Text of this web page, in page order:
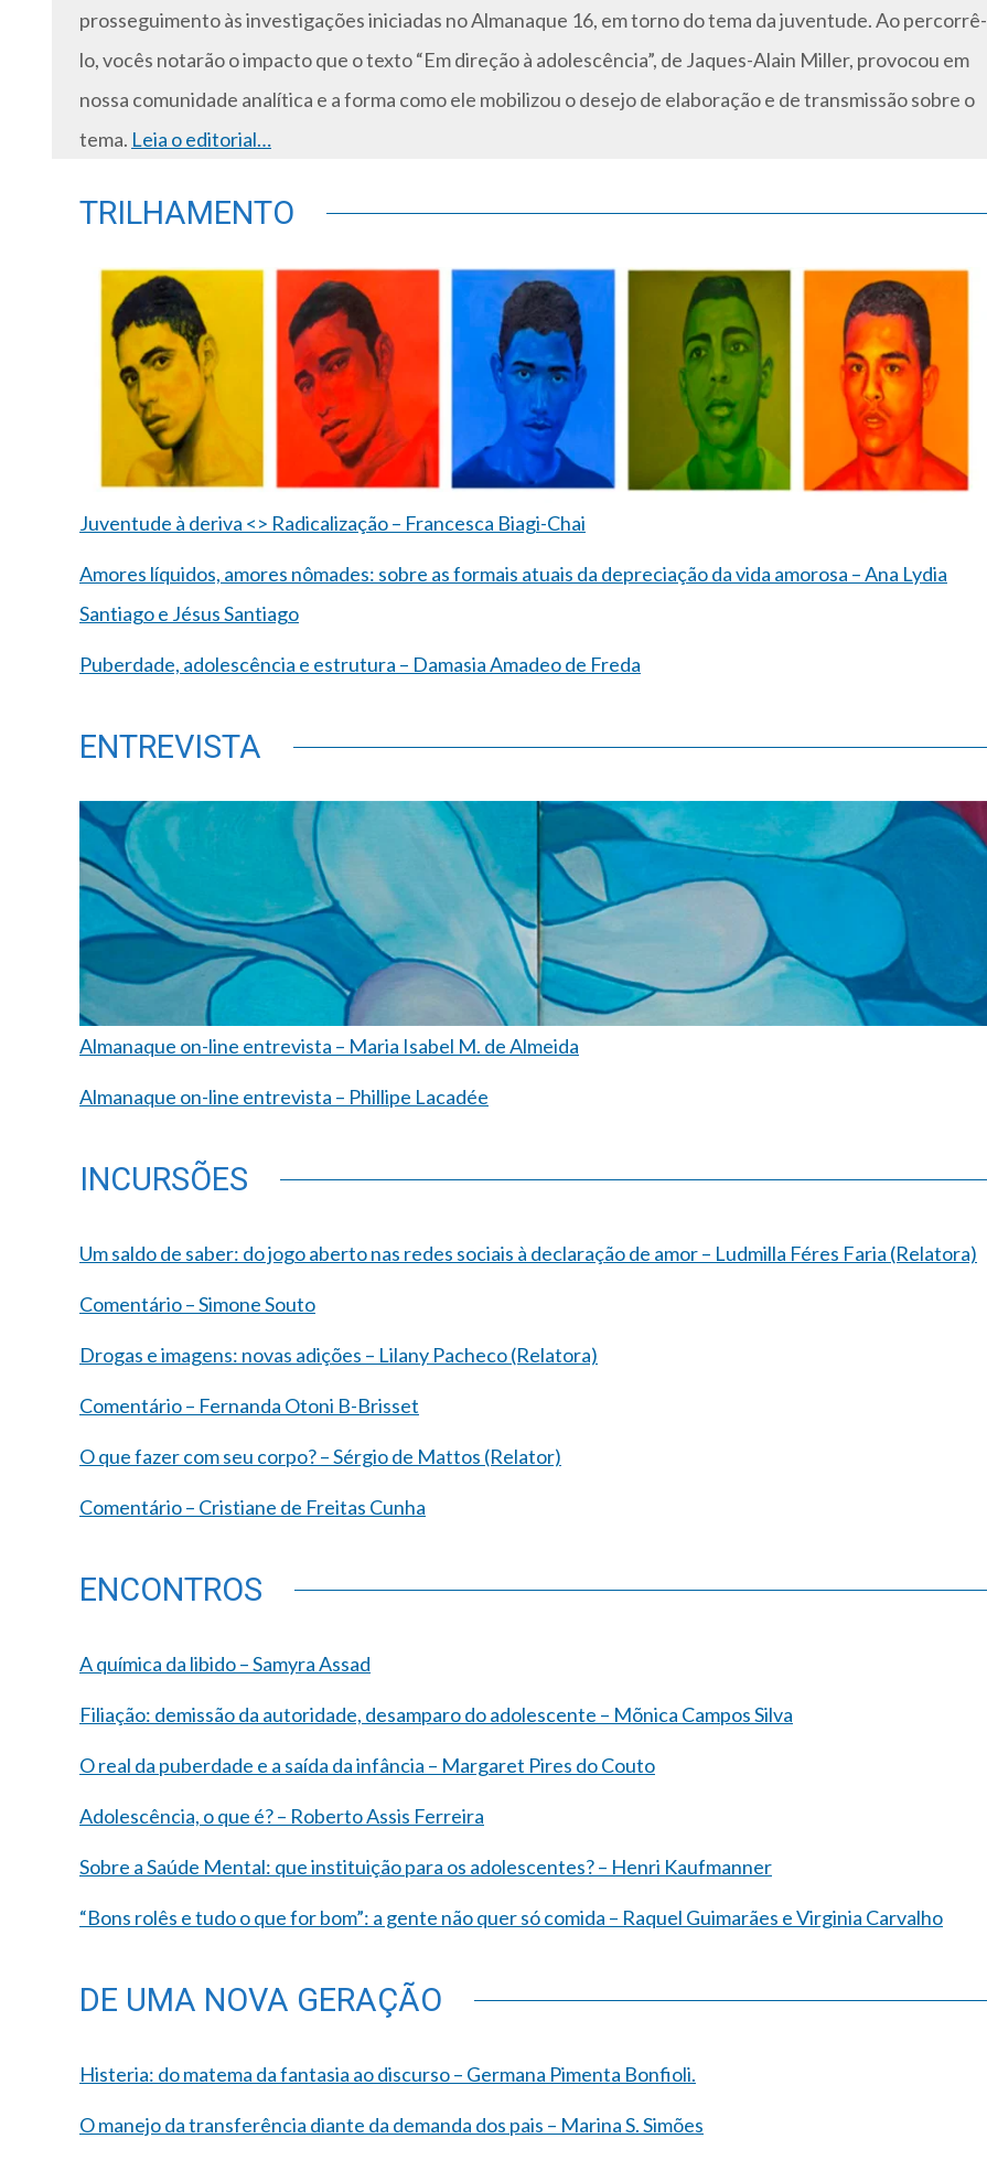
prosseguimento às investigações iniciadas no Almanaque 16, em torno do tema da juventude. Ao percorrê-
lo, vocês notarão o impacto que o texto “Em direção à adolescência”, de Jaques-Alain Miller, provocou em
nossa comunidade analítica e a forma como ele mobilizou o desejo de elaboração e de transmissão sobre o
tema. Leia o editorial…
TRILHAMENTO
Juventude à deriva <> Radicalização – Francesca Biagi-Chai
Amores líquidos, amores nômades: sobre as formais atuais da depreciação da vida amorosa – Ana Lydia
Santiago e Jésus Santiago
Puberdade, adolescência e estrutura – Damasia Amadeo de Freda
ENTREVISTA
Almanaque on-line entrevista – Maria Isabel M. de Almeida
Almanaque on-line entrevista – Phillipe Lacadée
INCURSÕES
Um saldo de saber: do jogo aberto nas redes sociais à declaração de amor – Ludmilla Féres Faria (Relatora)
Comentário – Simone Souto
Drogas e imagens: novas adições – Lilany Pacheco (Relatora)
Comentário – Fernanda Otoni B-Brisset
O que fazer com seu corpo? – Sérgio de Mattos (Relator)
Comentário – Cristiane de Freitas Cunha
ENCONTROS
A química da libido – Samyra Assad
Filiação: demissão da autoridade, desamparo do adolescente – Mõnica Campos Silva
O real da puberdade e a saída da infância – Margaret Pires do Couto
Adolescência, o que é? – Roberto Assis Ferreira
Sobre a Saúde Mental: que instituição para os adolescentes? – Henri Kaufmanner
“Bons rolês e tudo o que for bom”: a gente não quer só comida – Raquel Guimarães e Virginia Carvalho
DE UMA NOVA GERAÇÃO
Histeria: do matema da fantasia ao discurso – Germana Pimenta Bonfioli.
O manejo da transferência diante da demanda dos pais – Marina S. Simões